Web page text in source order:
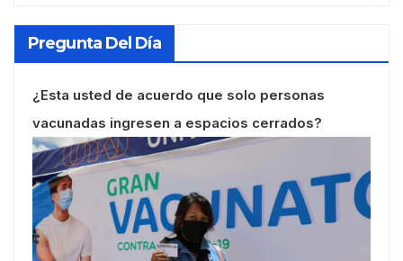
Pregunta Del Día
¿Esta usted de acuerdo que solo personas
vacunadas ingresen a espacios cerrados?